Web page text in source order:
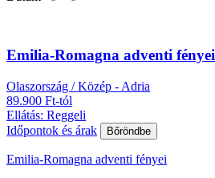
Emilia-Romagna adventi fényei
Olaszország / Közép - Adria
89.900 Ft-tól
Ellátás: Reggeli
Időpontok és árak
Bőröndbe
Emilia-Romagna adventi fényei